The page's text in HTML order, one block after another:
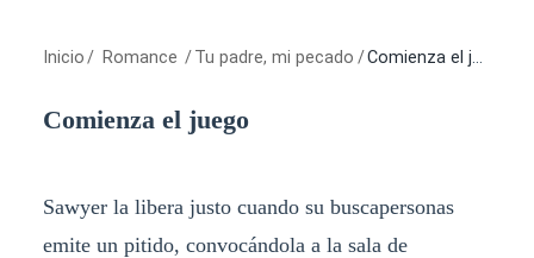
Inicio / Romance /Tu padre, mi pecado /Comienza el juego
Comienza el juego
Sawyer la libera justo cuando su buscapersonas
emite un pitido, convocándola a la sala de